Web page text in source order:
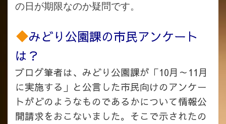
の日が期限なのか疑問です。
みどり公園課の市民アンケート
は？
ブログ筆者は、みどり公園課が「10月～11月
に実施する」と公言した市民向けのアンケー
トがどのようなものであるかについて情報公
開請求をおこないました。そこで示されたの